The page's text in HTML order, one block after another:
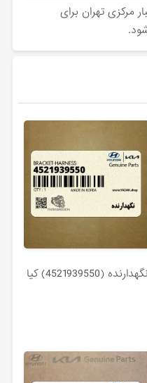
مرکزی تهران برای
نگهدارنده (4521939550) کیا